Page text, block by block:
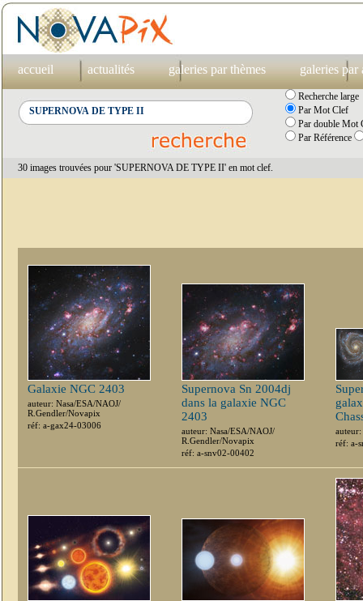
accueil actualités galeries par thèmes galeries par
Recherche large
Par Mot Clef
Par double Mot
Par Référence
30 images trouvées pour 'SUPERNOVA DE TYPE II' en mot clef.
Galaxie NGC 2403
auteur: Nasa/ESA/NAOJ/
R.Gendler/Novapix
réf: a-gax24-03006
Supernova Sn 2004dj
dans la galaxie NGC
2403
auteur: Nasa/ESA/NAOJ/
R.Gendler/Novapix
réf: a-snv02-00402
réf: a-